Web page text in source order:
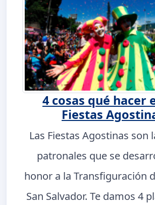
4 cosas qué hacer
Fiestas
Las Fiestas Agostinas son
patronales que se
honor a la Transfiguración
San Salvador. Te damos 4